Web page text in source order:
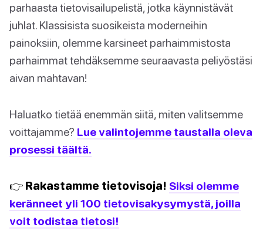
parhaasta tietovisailupelistä, jotka käynnistävät
juhlat. Klassisista suosikeista moderneihin
painoksiin, olemme karsineet parhaimmistosta
parhaimmat tehdäksemme seuraavasta peliyöstäsi
aivan mahtavan!
Haluatko tietää enemmän siitä, miten valitsemme
voittajamme? Lue valintojemme taustalla oleva
prosessi täältä.
👉 Rakastamme tietovisoja! Siksi olemme
keränneet yli 100 tietovisakysymystä, joilla
voit todistaa tietosi!